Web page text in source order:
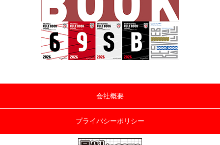
会社概要
プライバシーポリシー